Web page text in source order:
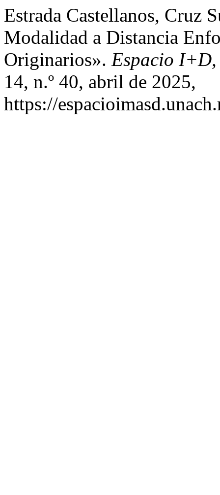
Estrada Castellanos, Cruz
Modalidad a Distancia
Originarios». Espacio
14, n.º 40, abril de 2025,
https://